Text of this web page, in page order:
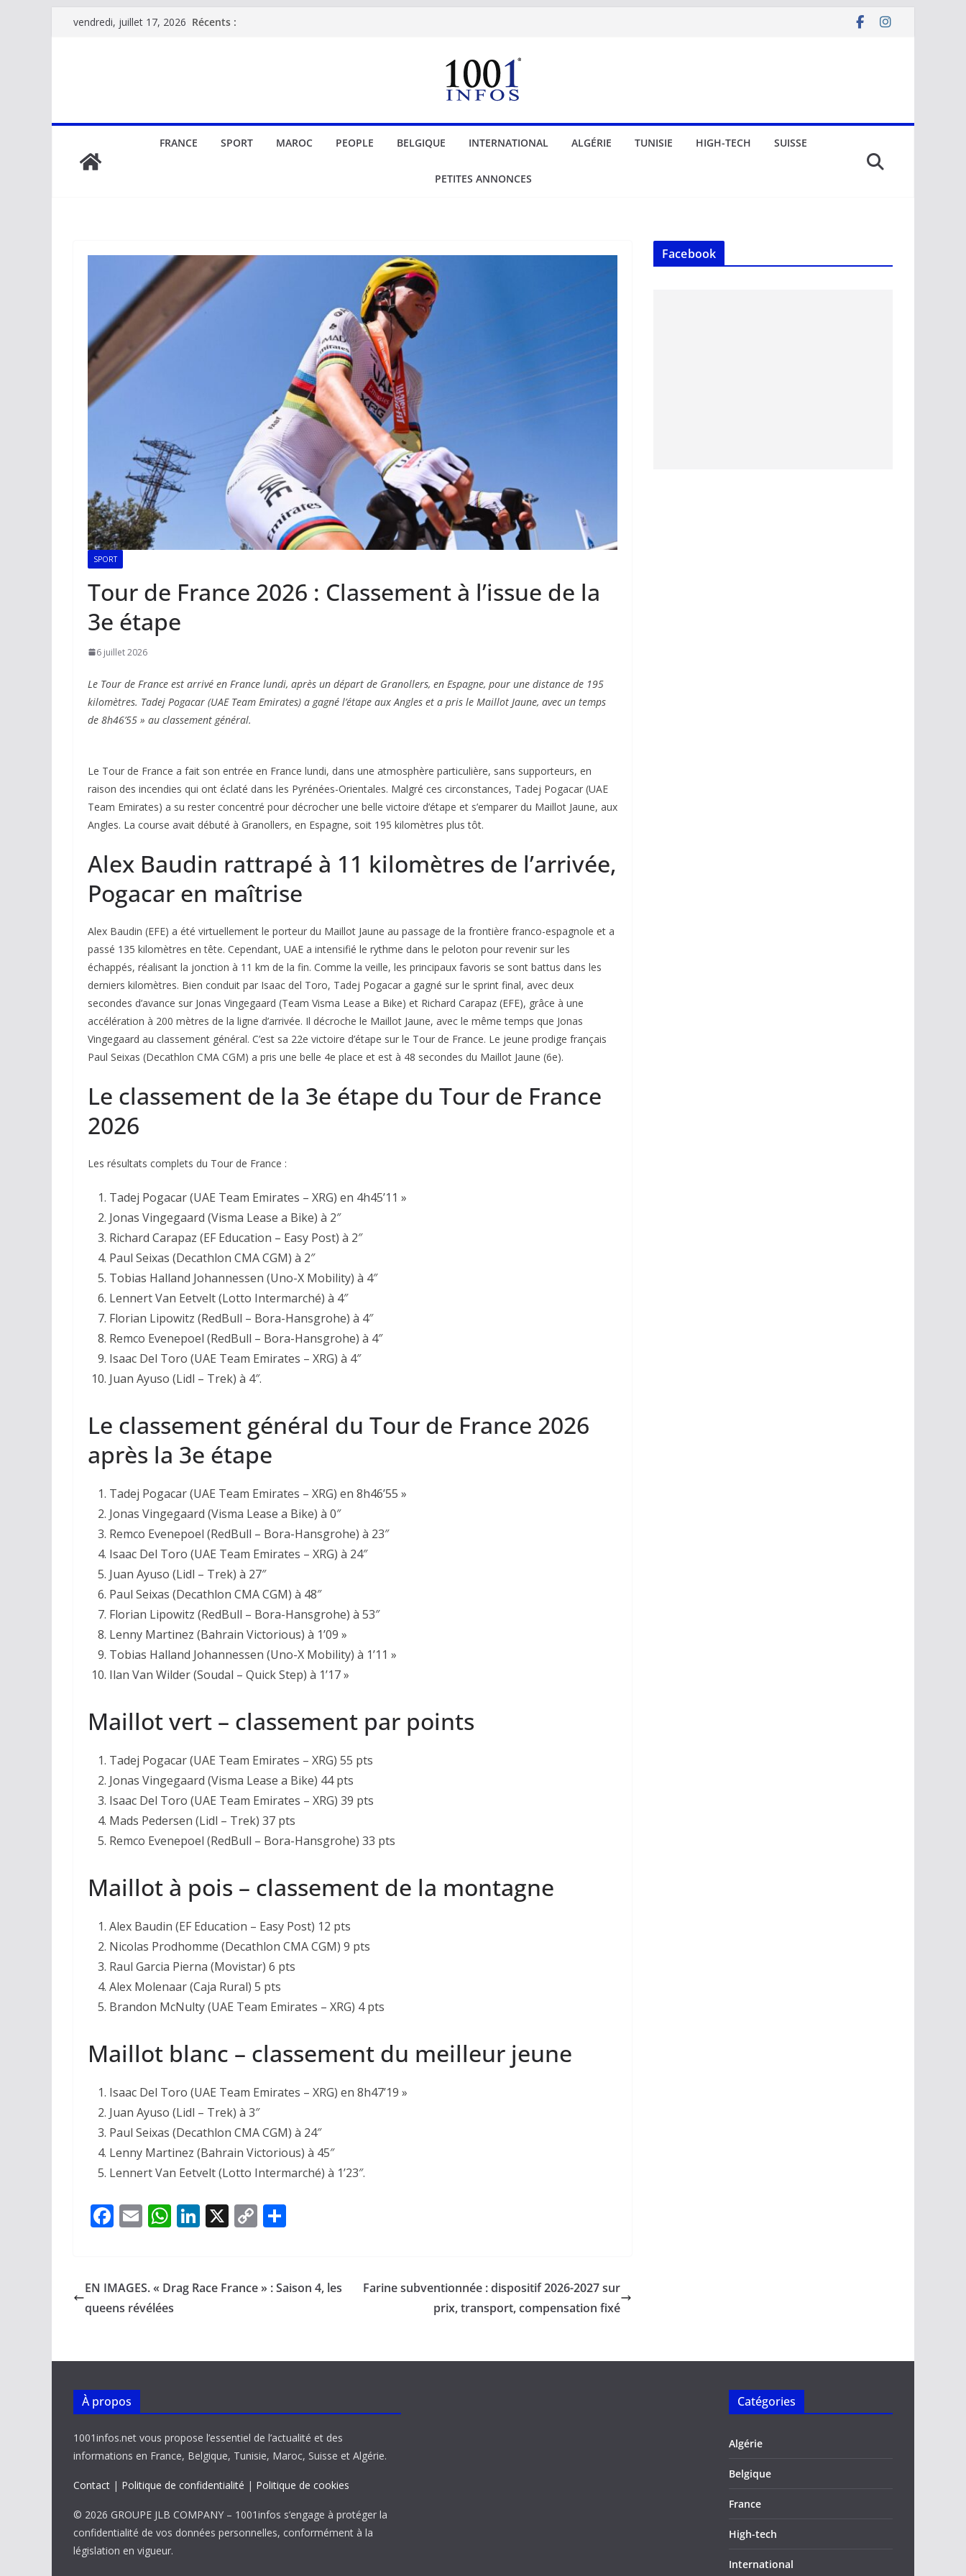
Passervendredi, juillet 17, 2026 Récents :
FRANCE SPORT MAROC PEOPLE BELGIQUE INTERNATIONAL ALGÉRIE TUNISIE HIGH-TECH SUISSE
PETITES ANNONCES
SPORT
Tour de France 2026 : Classement à l’issue de la
3e étape
6 juillet 2026
Le Tour de France est arrivé en France lundi, après un départ de Granollers, en Espagne, pour une distance de 195
kilomètres. Tadej Pogacar (UAE Team Emirates) a gagné l’étape aux Angles et a pris le Maillot Jaune, avec un temps
de 8h46’55 » au classement général.
Le Tour de France a fait son entrée en France lundi, dans une atmosphère particulière, sans supporteurs, en
raison des incendies qui ont éclaté dans les Pyrénées-Orientales. Malgré ces circonstances, Tadej Pogacar (UAE
Team Emirates) a su rester concentré pour décrocher une belle victoire d’étape et s’emparer du Maillot Jaune, aux
Angles. La course avait débuté à Granollers, en Espagne, soit 195 kilomètres plus tôt.
Alex Baudin rattrapé à 11 kilomètres de l’arrivée,
Pogacar en maîtrise
Alex Baudin (EFE) a été virtuellement le porteur du Maillot Jaune au passage de la frontière franco-espagnole et a
passé 135 kilomètres en tête. Cependant, UAE a intensifié le rythme dans le peloton pour revenir sur les
échappés, réalisant la jonction à 11 km de la fin. Comme la veille, les principaux favoris se sont battus dans les
derniers kilomètres. Bien conduit par Isaac del Toro, Tadej Pogacar a gagné sur le sprint final, avec deux
secondes d’avance sur Jonas Vingegaard (Team Visma Lease a Bike) et Richard Carapaz (EFE), grâce à une
accélération à 200 mètres de la ligne d’arrivée. Il décroche le Maillot Jaune, avec le même temps que Jonas
Vingegaard au classement général. C’est sa 22e victoire d’étape sur le Tour de France. Le jeune prodige français
Paul Seixas (Decathlon CMA CGM) a pris une belle 4e place et est à 48 secondes du Maillot Jaune (6e).
Le classement de la 3e étape du Tour de France
2026
Les résultats complets du Tour de France :
Tadej Pogacar (UAE Team Emirates – XRG) en 4h45’11 »
Jonas Vingegaard (Visma Lease a Bike) à 2″
Richard Carapaz (EF Education – Easy Post) à 2″
Paul Seixas (Decathlon CMA CGM) à 2″
Tobias Halland Johannessen (Uno-X Mobility) à 4″
Lennert Van Eetvelt (Lotto Intermarché) à 4″
Florian Lipowitz (RedBull – Bora-Hansgrohe) à 4″
Remco Evenepoel (RedBull – Bora-Hansgrohe) à 4″
Isaac Del Toro (UAE Team Emirates – XRG) à 4″
Juan Ayuso (Lidl – Trek) à 4″.
Le classement général du Tour de France 2026
après la 3e étape
Tadej Pogacar (UAE Team Emirates – XRG) en 8h46’55 »
Jonas Vingegaard (Visma Lease a Bike) à 0″
Remco Evenepoel (RedBull – Bora-Hansgrohe) à 23″
Isaac Del Toro (UAE Team Emirates – XRG) à 24″
Juan Ayuso (Lidl – Trek) à 27″
Paul Seixas (Decathlon CMA CGM) à 48″
Florian Lipowitz (RedBull – Bora-Hansgrohe) à 53″
Lenny Martinez (Bahrain Victorious) à 1’09 »
Tobias Halland Johannessen (Uno-X Mobility) à 1’11 »
Ilan Van Wilder (Soudal – Quick Step) à 1’17 »
Maillot vert – classement par points
Tadej Pogacar (UAE Team Emirates – XRG) 55 pts
Jonas Vingegaard (Visma Lease a Bike) 44 pts
Isaac Del Toro (UAE Team Emirates – XRG) 39 pts
Mads Pedersen (Lidl – Trek) 37 pts
Remco Evenepoel (RedBull – Bora-Hansgrohe) 33 pts
Maillot à pois – classement de la montagne
Alex Baudin (EF Education – Easy Post) 12 pts
Nicolas Prodhomme (Decathlon CMA CGM) 9 pts
Raul Garcia Pierna (Movistar) 6 pts
Alex Molenaar (Caja Rural) 5 pts
Brandon McNulty (UAE Team Emirates – XRG) 4 pts
Maillot blanc – classement du meilleur jeune
Isaac Del Toro (UAE Team Emirates – XRG) en 8h47’19 »
Juan Ayuso (Lidl – Trek) à 3″
Paul Seixas (Decathlon CMA CGM) à 24″
Lenny Martinez (Bahrain Victorious) à 45″
Lennert Van Eetvelt (Lotto Intermarché) à 1’23″.
F
b
o
k
E
l
W
s
A
p
Li
e
X C
y
k
g
EN IMAGES. « Drag Race France » : Saison 4, les
queens révélées
Farine subventionnée : dispositif 2026-2027 sur
prix, transport, compensation fixé
Facebook
À propos
1001infos.net vous propose l’essentiel de l’actualité et des
informations en France, Belgique, Tunisie, Maroc, Suisse et Algérie.
Contact | Politique de confidentialité | Politique de cookies
© 2026 GROUPE JLB COMPANY – 1001infos s’engage à protéger la
confidentialité de vos données personnelles, conformément à la
législation en vigueur.
Catégories
Algérie
Belgique
France
High-tech
International